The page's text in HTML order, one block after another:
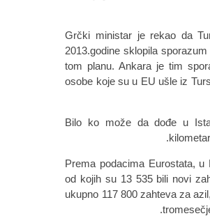
Grčki ministar je rekao da
2013.godine sklopila
tom planu. Ankara je tim
osobe koje su u EU ušle iz
"Bilo ko može da dođe u
Prema podacima Eurostata,
od kojih su 13 535 bili novi
ukupno 117 800 zahteva za